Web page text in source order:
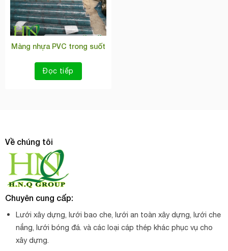
Màng nhựa PVC trong suốt
Đọc tiếp
Về chúng tôi
Chuyên cung cấp:
Lưới xây dựng, lưới bao che, lưới an toàn xây dựng, lưới che
nắng, lưới bóng đá. và các loại cáp thép khác phục vụ cho
xây dựng.